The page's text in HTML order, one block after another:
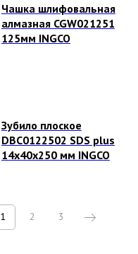
Чашка шлифовальная
алмазная CGW021251
125мм INGCO
Зубило плоское
DBC0122502 SDS plus
14х40х250 мм INGCO
1 2 3